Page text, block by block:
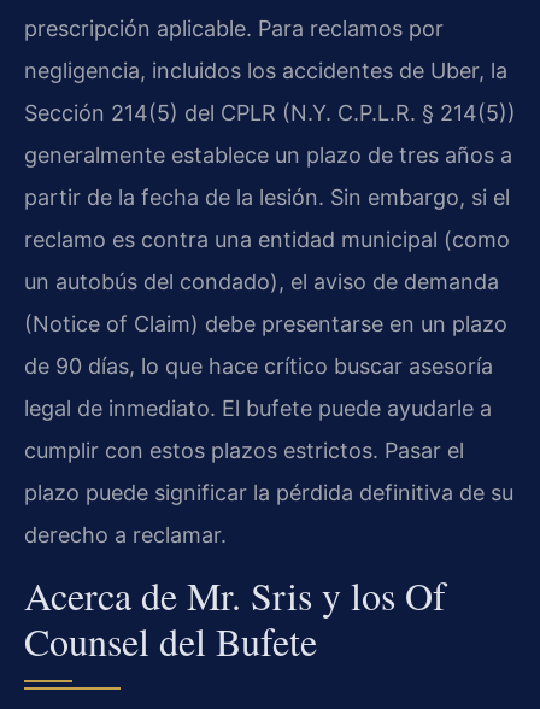
prescripción aplicable. Para reclamos por
negligencia, incluidos los accidentes de Uber, la
Sección 214(5) del CPLR (N.Y. C.P.L.R. § 214(5))
generalmente establece un plazo de tres años a
partir de la fecha de la lesión. Sin embargo, si el
reclamo es contra una entidad municipal (como
un autobús del condado), el aviso de demanda
(Notice of Claim) debe presentarse en un plazo
de 90 días, lo que hace crítico buscar asesoría
legal de inmediato. El bufete puede ayudarle a
cumplir con estos plazos estrictos. Pasar el
plazo puede significar la pérdida definitiva de su
derecho a reclamar.
Acerca de Mr. Sris y los Of
Counsel del Bufete